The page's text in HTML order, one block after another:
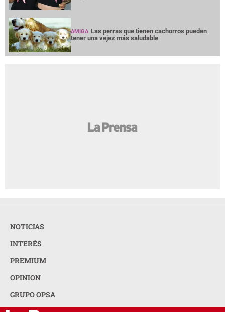
AMIGA Las perras que tienen cachorros pueden
tener una vejez más saludable
NOTICIAS
INTERÉS
PREMIUM
OPINION
GRUPO OPSA